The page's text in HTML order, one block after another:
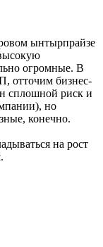
ынтырпрайзе
огромные. В
отточим бизнес-
сплошной риск и
но
конечно.
на рост